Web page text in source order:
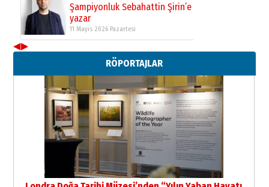
Şampiyonluk Sebahattin Şirin’e
yazar
11 Mayıs 2026 Pazartesi
Neşat YALÇIN
Paranın Aile Kültüründeki Yeri
03 Ağustos 2026 Pazartesi
Yıldırım Gündoğdu
HAVVA’NIN ÜÇ KIZI
09 Temmuz 2026 Perşembe
Yusuf POLAT
Şampiyonluk Sebahattin Şirin’e
◀▶
RÖPORTAJLAR